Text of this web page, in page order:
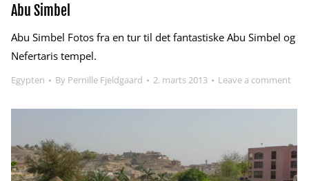
Abu Simbel
Abu Simbel Fotos fra en tur til det fantastiske Abu Simbel og
Nefertaris tempel.
Egypten By Pernille Fjeldgaard 2. marts 2013 Leave a comment